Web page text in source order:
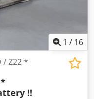
1 / 16
/ Z22 *
!!